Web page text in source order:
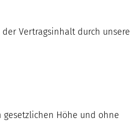
Vertragsinhalt durch unsere
Höhe und ohne